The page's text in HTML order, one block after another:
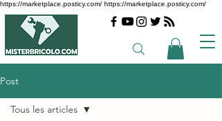
https://marketplace.posticy.com/ https://marketplace.posticy.com/
Post
Tous les articles